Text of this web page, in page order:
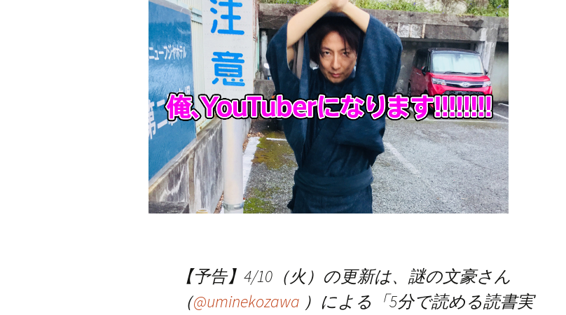
【予告】4/10（火）の更新は、謎の文豪さん
（@uminekozawa ）による「5分で読める読書実